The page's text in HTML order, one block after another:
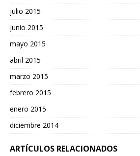
julio 2015
junio 2015
mayo 2015
abril 2015
marzo 2015
febrero 2015
enero 2015
diciembre 2014
ARTÍCULOS RELACIONADOS